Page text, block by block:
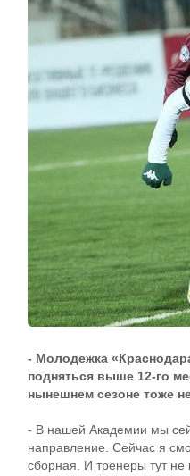
- Молодежка
подняться выше 12-го
нынешнем сезоне тоже
- В нашей Академии мы
направление. Сейчас я
сборная. И тренеры тут не